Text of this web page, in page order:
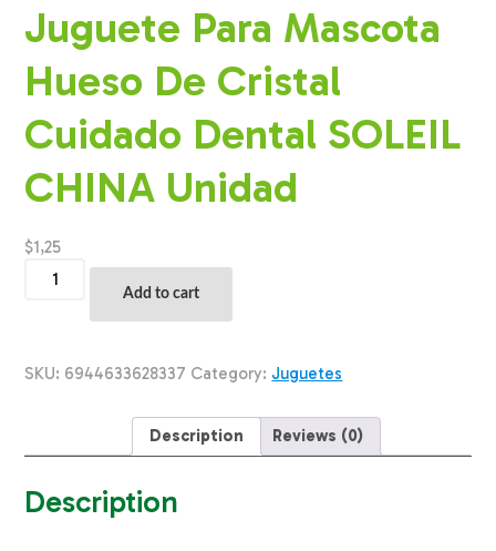
Juguete Para Mascota
Hueso De Cristal
Cuidado Dental SOLEIL
CHINA Unidad
$1,25
Para
Cristal
quantity
Add to cart
SKU: 6944633628337 Category: Juguetes
Description Reviews (0)
Description